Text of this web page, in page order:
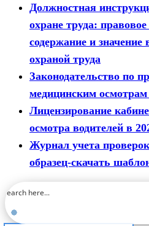
Должностная
охране труда:
содержание и значение
охраной труда
Законодательство по
медицинским осмотрам
Лицензирование
осмотра водителей в
Журнал учета
образец-скачать